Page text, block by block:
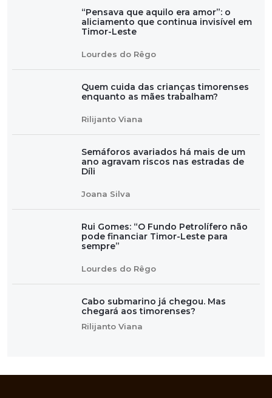
“Pensava que aquilo era amor”: o
aliciamento que continua invisível em
Timor-Leste
Lourdes do Rêgo
Quem cuida das crianças timorenses
enquanto as mães trabalham?
Rilijanto Viana
Semáforos avariados há mais de um
ano agravam riscos nas estradas de
Díli
Joana Silva
Rui Gomes: “O Fundo Petrolífero não
pode financiar Timor-Leste para
sempre”
Lourdes do Rêgo
Cabo submarino já chegou. Mas
chegará aos timorenses?
Rilijanto Viana